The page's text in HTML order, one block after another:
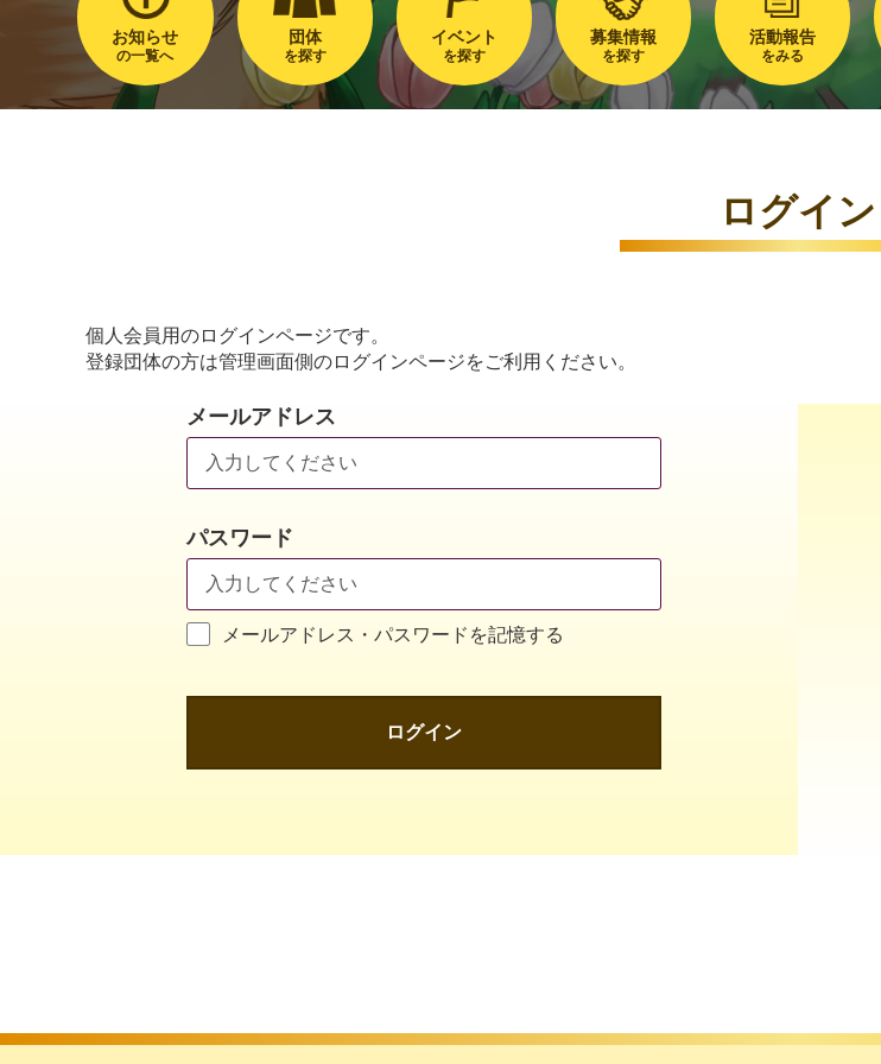
お知らせ
の一覧へ
団体
を探す
イベント
を探す
募集情報
を探す
活動報告
をみる
ログイン
個人会員用のログインページです。
登録団体の方は管理画面側のログインページをご利用ください。
メールアドレス
パスワード
メールアドレス・パスワードを記憶する
ログイン